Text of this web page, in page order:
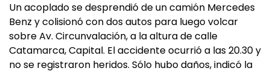
Un acoplado se desprendió de un camión Mercedes
Benz y colisionó con dos autos para luego volcar
sobre Av. Circunvalación, a la altura de calle
Catamarca, Capital. El accidente ocurrió a las 20.30 y
no se registraron heridos. Sólo hubo daños, indicó la